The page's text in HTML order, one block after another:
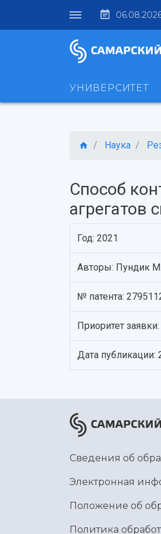
УНИВЕРСИТЕТ
Наука
Способ
агрегатов
Год: 2021
Авторы: Пундик
№ патента:
Приоритет
Дата публикации:
Сведения об
Электронная
Положение об
Политика